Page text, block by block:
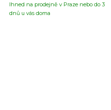
Ihned na prodejně v Praze nebo do 3
dnů u vás doma